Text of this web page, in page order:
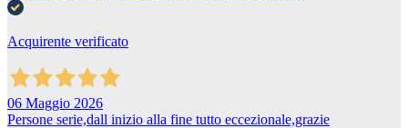
Acquirente verificato
06 Maggio 2026
Persone serie,dall inizio alla fine tutto eccezionale,grazie